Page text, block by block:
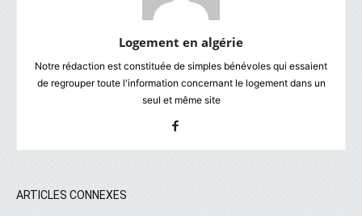
Logement en algérie
Notre rédaction est constituée de simples bénévoles qui essaient
de regrouper toute l'information concernant le logement dans un
seul et même site
ARTICLES CONNEXES